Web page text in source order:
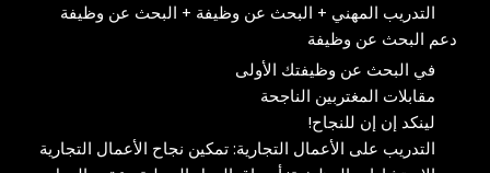
التدريب المهني + البحث عن وظيفة + البحث عن وظيفة
دعم البحث عن وظيفة
في البحث عن وظيفتك الأولى
مقابلات المغتربين الناجحة
لينكد إن إن للنجاح!
التدريب على الأعمال التجارية: تمكين نجاح الأعمال التجارية